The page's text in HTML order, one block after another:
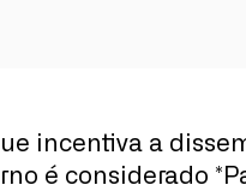
incentiva a
é considerado